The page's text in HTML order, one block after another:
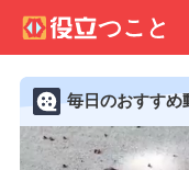
毎日のおすすめ